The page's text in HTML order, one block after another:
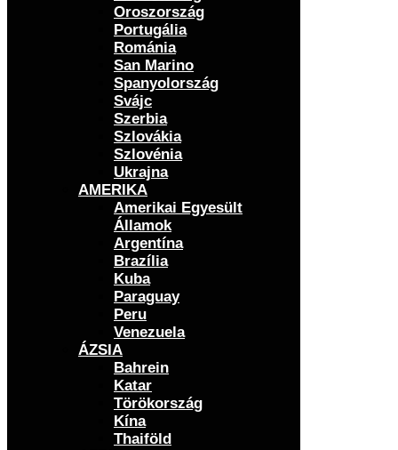
Oroszország
Portugália
Románia
San Marino
Spanyolország
Svájc
Szerbia
Szlovákia
Szlovénia
Ukrajna
AMERIKA
Amerikai Egyesült
Államok
Argentína
Brazília
Kuba
Paraguay
Peru
Venezuela
ÁZSIA
Bahrein
Katar
Törökország
Kína
Thaiföld